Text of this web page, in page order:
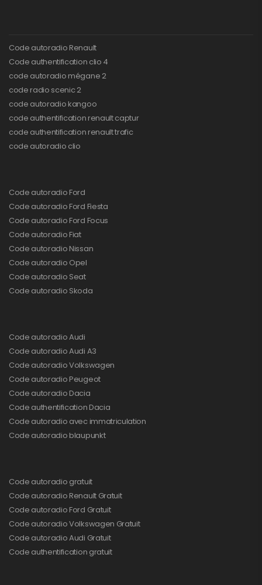
Code autoradio Renault
Code authentification clio 4
code autoradio mégane 2
code radio scenic 2
code autoradio kangoo
code authentification renault captur
code authentification renault trafic
code autoradio clio
Code autoradio Ford
Code autoradio Ford Fiesta
Code autoradio Ford Focus
Code autoradio Fiat
Code autoradio Nissan
Code autoradio Opel
Code autoradio Seat
Code autoradio Skoda
Code autoradio Audi
Code autoradio Audi A3
Code autoradio Volkswagen
Code autoradio Peugeot
Code autoradio Dacia
Code authentification Dacia
Code autoradio avec immatriculation
Code autoradio blaupunkt
Code autoradio gratuit
Code autoradio Renault Gratuit
Code autoradio Ford Gratuit
Code autoradio Volkswagen Gratuit
Code autoradio Audi Gratuit
Code authentification gratuit